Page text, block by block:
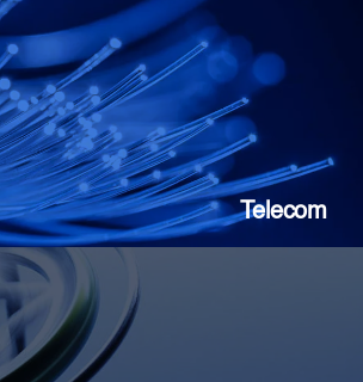
Telecom
Telecom
SOAs: 10G & 25G
DFB
FP Lasers
PICs
Sensor